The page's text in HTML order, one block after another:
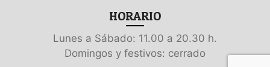
HORARIO
Lunes a Sábado: 11.00 a 20.30 h.
Domingos y festivos: cerrado